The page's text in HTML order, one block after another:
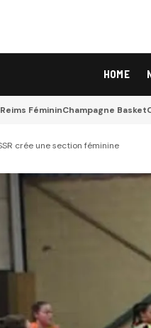
HOME
FémininChampagne Basket
crée une section féminine